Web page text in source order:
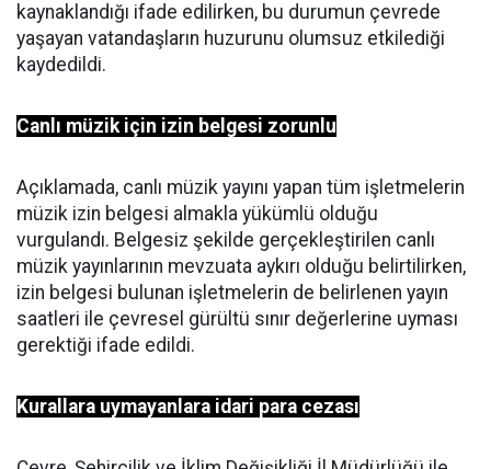
kaynaklandığı ifade edilirken, bu durumun çevrede
yaşayan vatandaşların huzurunu olumsuz etkilediği
kaydedildi.
Canlı müzik için izin belgesi zorunlu
Açıklamada, canlı müzik yayını yapan tüm işletmelerin
müzik izin belgesi almakla yükümlü olduğu
vurgulandı. Belgesiz şekilde gerçekleştirilen canlı
müzik yayınlarının mevzuata aykırı olduğu belirtilirken,
izin belgesi bulunan işletmelerin de belirlenen yayın
saatleri ile çevresel gürültü sınır değerlerine uyması
gerektiği ifade edildi.
Kurallara uymayanlara idari para cezası